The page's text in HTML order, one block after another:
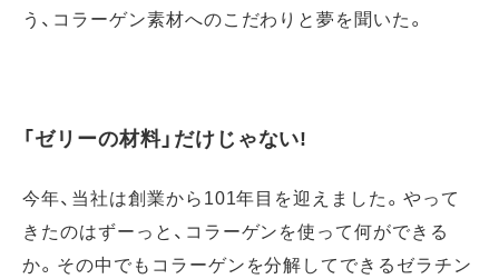
う、コラーゲン素材へのこだわりと夢を聞いた。
「ゼリーの材料」だけじゃない!
今年、当社は創業から101年目を迎えました。やって
きたのはずーっと、コラーゲンを使って何ができる
か。その中でもコラーゲンを分解してできるゼラチン